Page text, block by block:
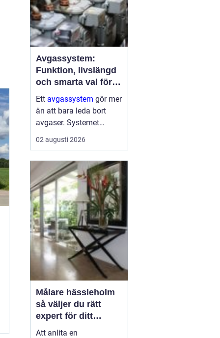
Avgassystem:
Funktion, livslängd
och smarta val för
bilägare
Ett avgassystem gör mer
än att bara leda bort
avgaser. Systemet
dämpar ljud, minskar
skadliga utsläpp och
passagerare. När
avgassystemet fungerar
som det ...
02 augusti 2026
Målare hässleholm
så väljer du rätt
expert för ditt
måleriprojekt
Att anlita en